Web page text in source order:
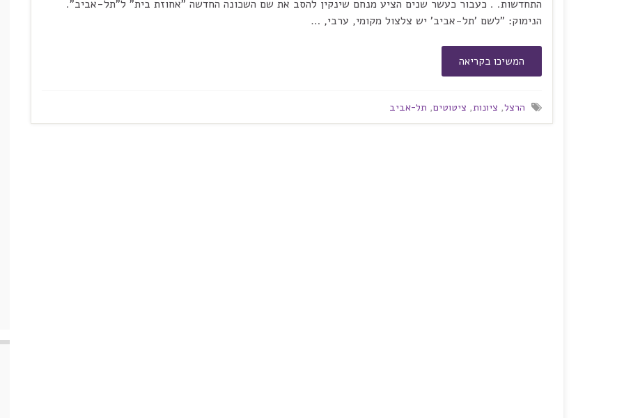
התחדשות. . כעבור כעשר שנים הציע מנחם שינקין להסב את שם השכונה החדשה "אחוזת בית" ל"תל-אביב".
הנימוק: "לשם 'תל-אביב' יש צלצול מקומי, ערבי, …
המשיכו בקריאה
הרצל, ציונות, ציטוטים, תל-אביב